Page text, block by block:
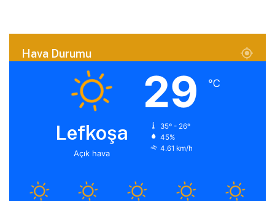
Hava Durumu
Lefkoşa
Açık hava
29 ℃
35º - 26º
45%
4.61 km/h